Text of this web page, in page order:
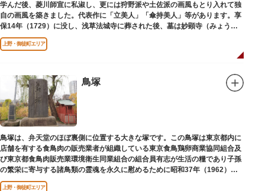
学んだ後、菱川師宣に私淑し、更には狩野派や土佐派の画風もとり入れて独
自の画風を築きました。代表作に「立美人」「傘持美人」等があります。享
保14年（1729）に没し、浅草法城寺に葬された後、墓は妙顕寺（みょうけ
んじ）に移されました。
上野・御徒町エリア
鳥塚
鳥塚は、弁天堂のほぼ裏側に位置する大きな塚です。この鳥塚は東京都内に
店舗を有する食鳥肉の販売業者が組織している東京食鳥鶏卵商業協同組合及
び東京都食鳥肉販売業環境衛生同業組合の組合員有志が生活の糧であり子孫
の繁栄に寄与する諸鳥類の霊魂を永久に慰めるために昭和37年（1962）に
建立されました。
上野・御徒町エリア